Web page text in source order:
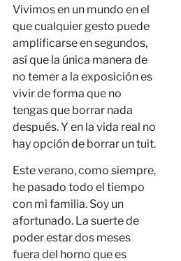
Vivimos en un mundo en el
que cualquier gesto puede
amplificarse en segundos,
así que la única manera de
no temer a la exposición es
vivir de forma que no
tengas que borrar nada
después. Y en la vida real no
hay opción de borrar un tuit.
Este verano, como siempre,
he pasado todo el tiempo
con mi familia. Soy un
afortunado. La suerte de
poder estar dos meses
fuera del horno que es